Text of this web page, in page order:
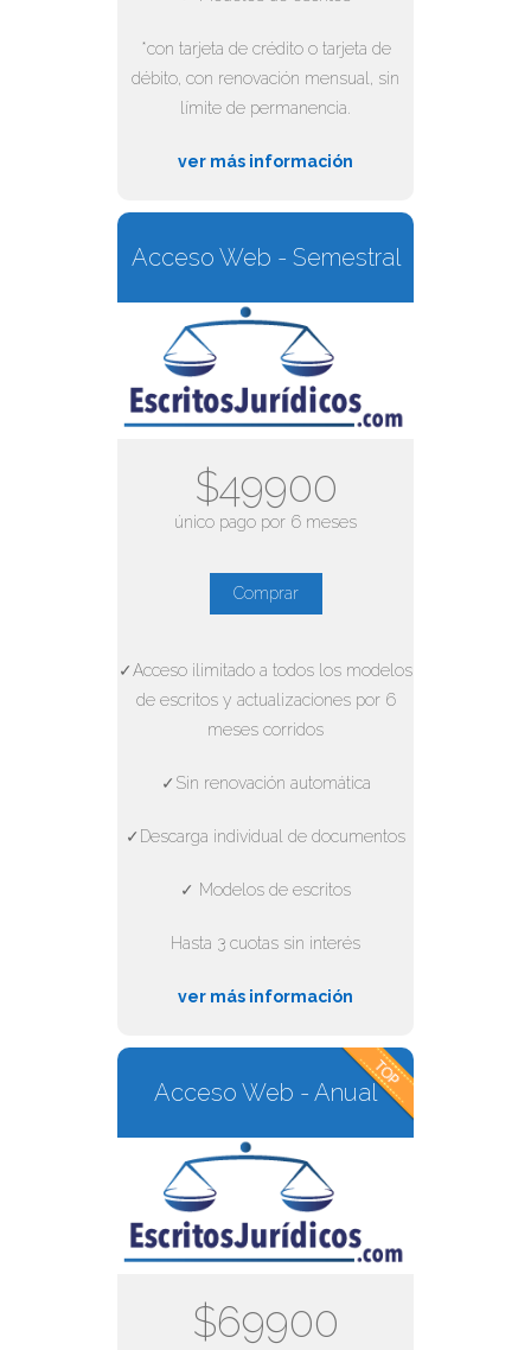
*con tarjeta de crédito o tarjeta de
débito, con renovación mensual, sin
límite de permanencia.
ver más información
Acceso Web - Semestral
$49900
único pago por 6 meses
Comprar
✓Acceso ilimitado a todos los modelos
de escritos y actualizaciones por 6
meses corridos
✓Sin renovación automática
✓Descarga individual de documentos
✓ Modelos de escritos
Hasta 3 cuotas sin interés
ver más información
Acceso Web - Anual
$69900